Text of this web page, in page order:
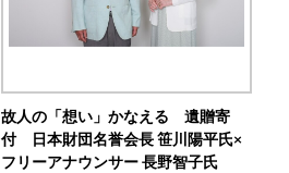
故人の「想い」かなえる 遺贈寄
付 日本財団名誉会長 笹川陽平氏×
フリーアナウンサー 長野智子氏